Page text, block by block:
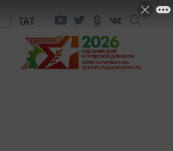
ТАТ